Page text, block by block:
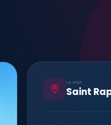
LE SPOT
Saint